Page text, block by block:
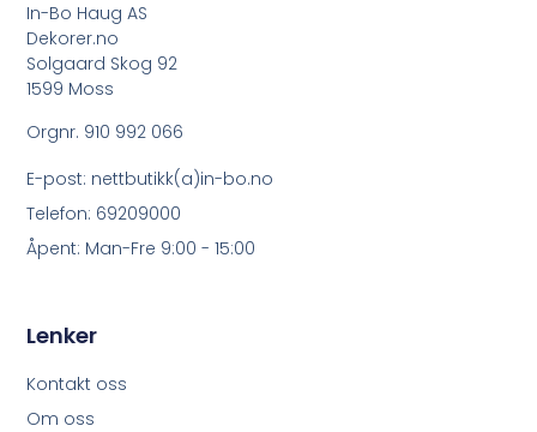
Lenker
Kontakt oss
Om oss
In-Bo Haug AS
Dekorer.no
Solgaard Skog 92
1599 Moss
Orgnr. 910 992 066
E-post: nettbutikk(a)in-bo.no
Telefon: 69209000
Åpent: Man-Fre 9:00 - 15:00